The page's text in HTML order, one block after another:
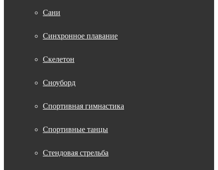
Сани
Синхронное плавание
Скелетон
Сноуборд
Спортивная гимнастика
Спортивные танцы
Стендовая стрельба